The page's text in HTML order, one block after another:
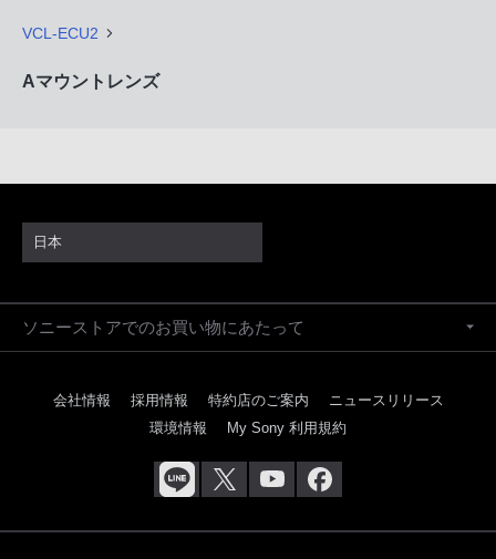
VCL-ECU2
Aマウントレンズ
日本
ソニーストアでのお買い物にあたって
会社情報 採用情報 特約店のご案内
ニュースリリース
環境情報
My Sony 利用規約